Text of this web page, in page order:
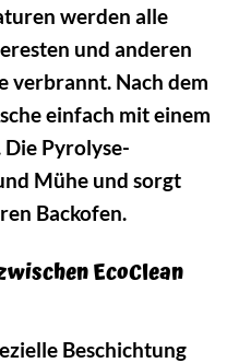
werden alle
und anderen
verbrannt. Nach dem
einfach mit einem
Die Pyrolyse-
Mühe und sorgt
Backofen.
EcoClean
Beschichtung